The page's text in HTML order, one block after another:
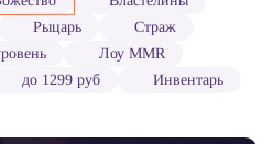
Рыцарь Страж
Лоу MMR
до 1299 руб Инвентарь